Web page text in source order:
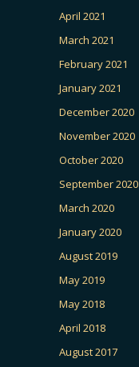
April 2021
March 2021
February 2021
January 2021
December 2020
November 2020
October 2020
September 2020
March 2020
January 2020
August 2019
May 2019
May 2018
April 2018
August 2017